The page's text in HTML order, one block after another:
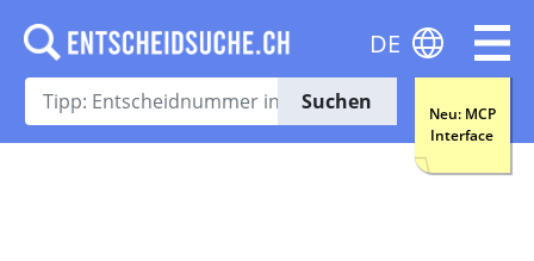
Suchen
Neu: MCP
Interface
DE